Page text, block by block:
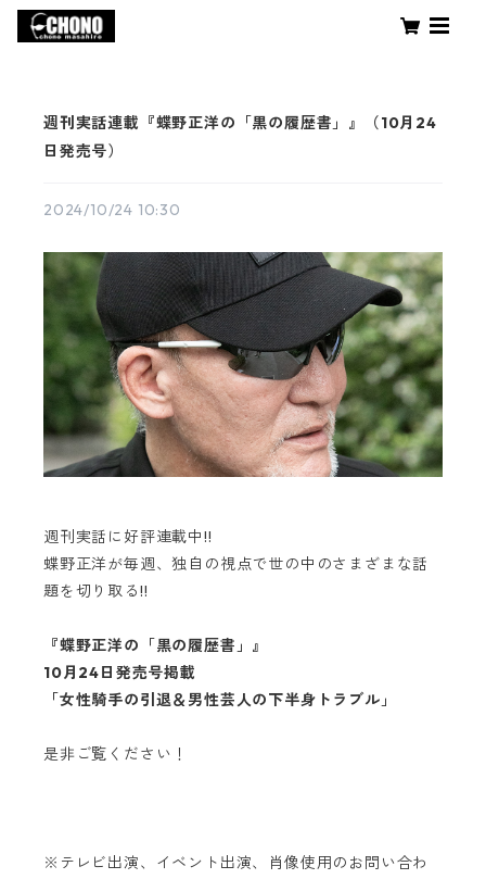
週刊実話連載『蝶野正洋の「黒の履歴書」』（10月24
日発売号）
2024/10/24 10:30
週刊実話に好評連載中!!
蝶野正洋が毎週、独自の視点で世の中のさまざまな話
題を切り取る!!
『蝶野正洋の「黒の履歴書」』
10月24日発売号掲載
「女性騎手の引退＆男性芸人の下半身トラブル」
是非ご覧ください！
※テレビ出演、イベント出演、肖像使用のお問い合わ